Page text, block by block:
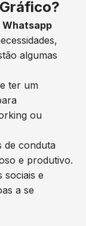
Whatsapp
algumas
ter um
ou
de conduta
e produtivo.
sociais e
a se